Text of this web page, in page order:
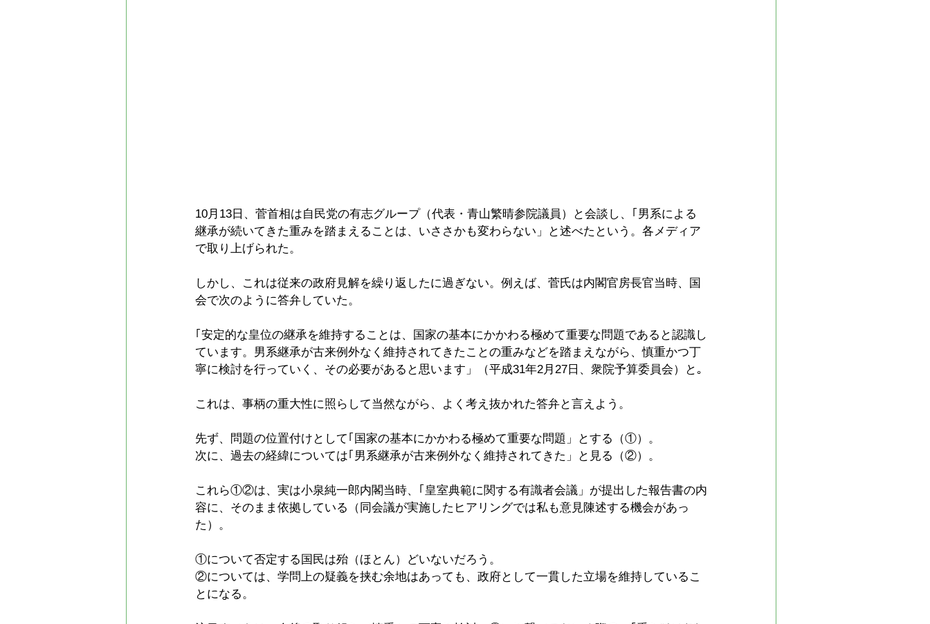
10月13日、菅首相は自民党の有志グループ（代表・青山繁晴参院議員）と会談し、｢男系による
継承が続いてきた重みを踏まえることは、いささかも変わらない」と述べたという。各メディア
で取り上げられた。
しかし、これは従来の政府見解を繰り返したに過ぎない。例えば、菅氏は内閣官房長官当時、国
会で次のように答弁していた。
｢安定的な皇位の継承を維持することは、国家の基本にかかわる極めて重要な問題であると認識し
ています。男系継承が古来例外なく維持されてきたことの重みなどを踏まえながら、慎重かつ丁
寧に検討を行っていく、その必要があると思います」（平成31年2月27日、衆院予算委員会）と｡
これは、事柄の重大性に照らして当然ながら、よく考え抜かれた答弁と言えよう。
先ず、問題の位置付けとして｢国家の基本にかかわる極めて重要な問題」とする（①）。
次に、過去の経緯については｢男系継承が古来例外なく維持されてきた」と見る（②）。
これら①②は、実は小泉純一郎内閣当時、｢皇室典範に関する有識者会議」が提出した報告書の内
容に、そのまま依拠している（同会議が実施したヒアリングでは私も意見陳述する機会があっ
た）。
①について否定する国民は殆（ほとん）どいないだろう。
②については、学問上の疑義を挟む余地はあっても、政府として一貫した立場を維持しているこ
とになる。